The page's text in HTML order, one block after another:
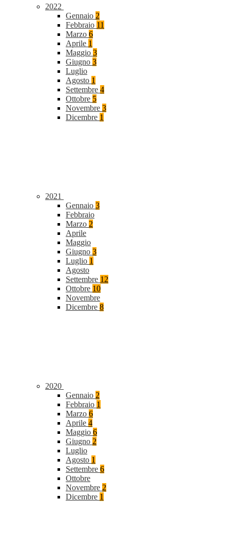
2022
Gennaio 2
Febbraio 11
Marzo 6
Aprile 1
Maggio 3
Giugno 3
Luglio
Agosto 1
Settembre 4
Ottobre 5
Novembre 3
Dicembre 1
2021
Gennaio 3
Febbraio
Marzo 2
Aprile
Maggio
Giugno 3
Luglio 1
Agosto
Settembre 12
Ottobre 10
Novembre
Dicembre 8
2020
Gennaio 2
Febbraio 1
Marzo 6
Aprile 4
Maggio 6
Giugno 2
Luglio
Agosto 1
Settembre 6
Ottobre
Novembre 2
Dicembre 1